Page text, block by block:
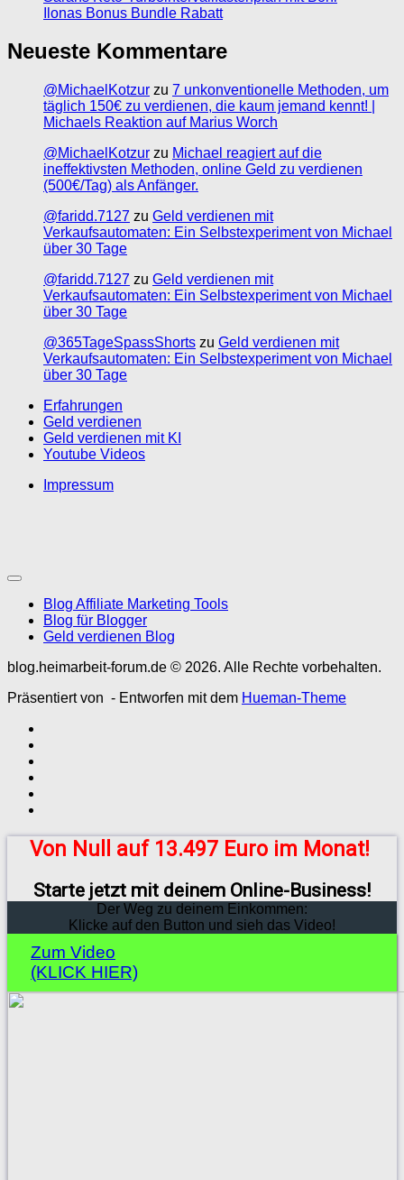
Ilonas Bonus Bundle Rabatt
Neueste Kommentare
@MichaelKotzur zu 7 unkonventionelle Methoden, um
täglich 150€ zu verdienen, die kaum jemand kennt! |
Michaels Reaktion auf Marius Worch
@MichaelKotzur zu Michael reagiert auf die
ineffektivsten Methoden, online Geld zu verdienen
(500€/Tag) als Anfänger.
@faridd.7127 zu Geld verdienen mit
Verkaufsautomaten: Ein Selbstexperiment von Michael
über 30 Tage
@faridd.7127 zu Geld verdienen mit
Verkaufsautomaten: Ein Selbstexperiment von Michael
über 30 Tage
@365TageSpassShorts zu Geld verdienen mit
Verkaufsautomaten: Ein Selbstexperiment von Michael
über 30 Tage
Erfahrungen
Geld verdienen
Geld verdienen mit KI
Youtube Videos
Impressum
Blog Affiliate Marketing Tools
Blog für Blogger
Geld verdienen Blog
blog.heimarbeit-forum.de © 2026. Alle Rechte vorbehalten.
Präsentiert von - Entworfen mit dem Hueman-Theme
Von Null auf 13.497 Euro im Monat!
Starte jetzt mit deinem Online-Business!
Der Weg zu deinem Einkommen:
Klicke auf den Button und sieh das Video!
Zum Video
(KLICK HIER)